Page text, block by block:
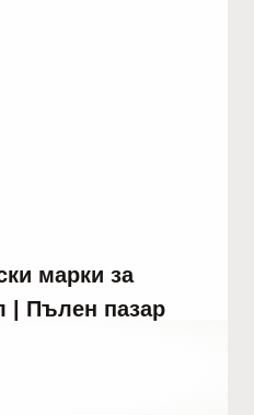
марки за
| Пълен пазар